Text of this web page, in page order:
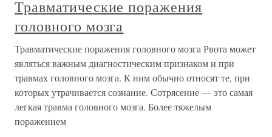
Травматические поражения
головного мозга
Травматические поражения головного мозга Рвота может
являться важным диагностическим признаком и при
травмах головного мозга. К ним обычно относят те, при
которых утрачивается сознание. Сотрясение — это самая
легкая травма головного мозга. Более тяжелым
поражением